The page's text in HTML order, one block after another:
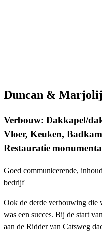
Duncan &
Verbouw: Dakkapel/
Vloer, Keuken,
Restauratie
Goed communicerende,
bedrijf
Ook de derde verbouwing die
was een succes. Bij de start
aan de Ridder van Catsweg